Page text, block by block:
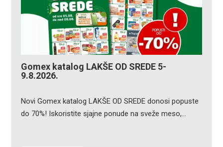
Gomex katalog LAKŠE OD SREDE 5-
9.8.2026.
Novi Gomex katalog LAKŠE OD SREDE donosi popuste
do 70%! Iskoristite sjajne ponude na sveže meso,…